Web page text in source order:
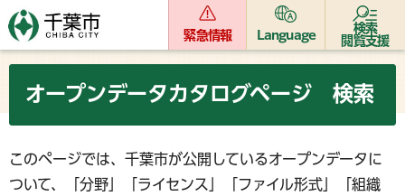
緊急情報 Language
検索
閲覧支援
オープンデータカタログページ 検索
このページでは、千葉市が公開しているオープンデータに
ついて、「分野」「ライセンス」「ファイル形式」「組織